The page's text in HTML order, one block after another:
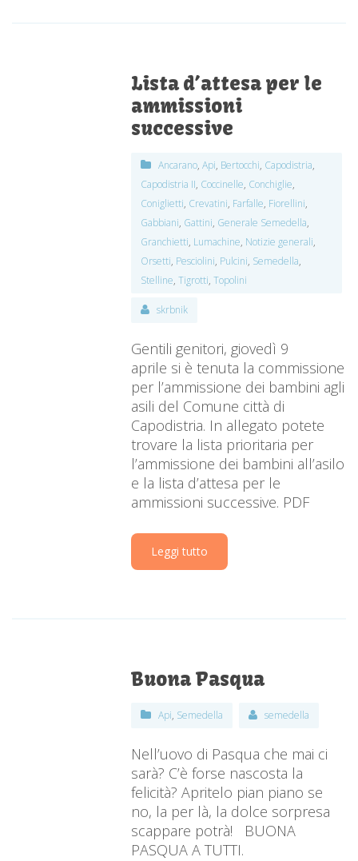
Lista d’attesa per le
ammissioni
successive
Ancarano,Api, Bertocchi, Capodistria,
Capodistria II, Coccinelle, Conchiglie,
Coniglietti, Crevatini, Farfalle, Fiorellini,
Gabbiani, Gattini, Generale Semedella,
Granchietti, Lumachine, Notizie generali,
Orsetti, Pesciolini, Pulcini, Semedella,
Stelline,Tigrotti,Topolini
skrbnik
Gentili genitori, giovedì 9
aprile si è tenuta la commissione
per l’ammissione dei bambini agli
asili del Comune città di
Capodistria. In allegato potete
trovare la lista prioritaria per
l’ammissione dei bambini all’asilo
e la lista d’attesa per le
ammissioni successive. PDF
Leggi tutto
Buona Pasqua
Api, Semedella semedella
Nell’uovo di Pasqua che mai ci
sarà? C’è forse nascosta la
felicità? Apritelo pian piano se
no, la per là, la dolce sorpresa
scappare potrà! BUONA
PASQUA A TUTTI.